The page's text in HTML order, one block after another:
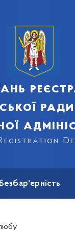
Безбар'єрність